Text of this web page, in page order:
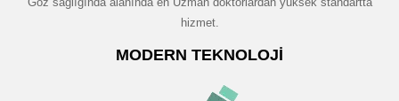
hizmet.
MODERN TEKNOLOJI